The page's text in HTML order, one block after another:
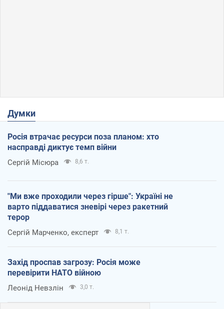
Думки
Росія втрачає ресурси поза планом: хто
насправді диктує темп війни
Сергій Місюра 8,6 т.
"Ми вже проходили через гірше": Україні не
варто піддаватися зневірі через ракетний
терор
Сергій Марченко, експерт 8,1 т.
Захід проспав загрозу: Росія може
перевірити НАТО війною
Леонід Невзлін 3,0 т.